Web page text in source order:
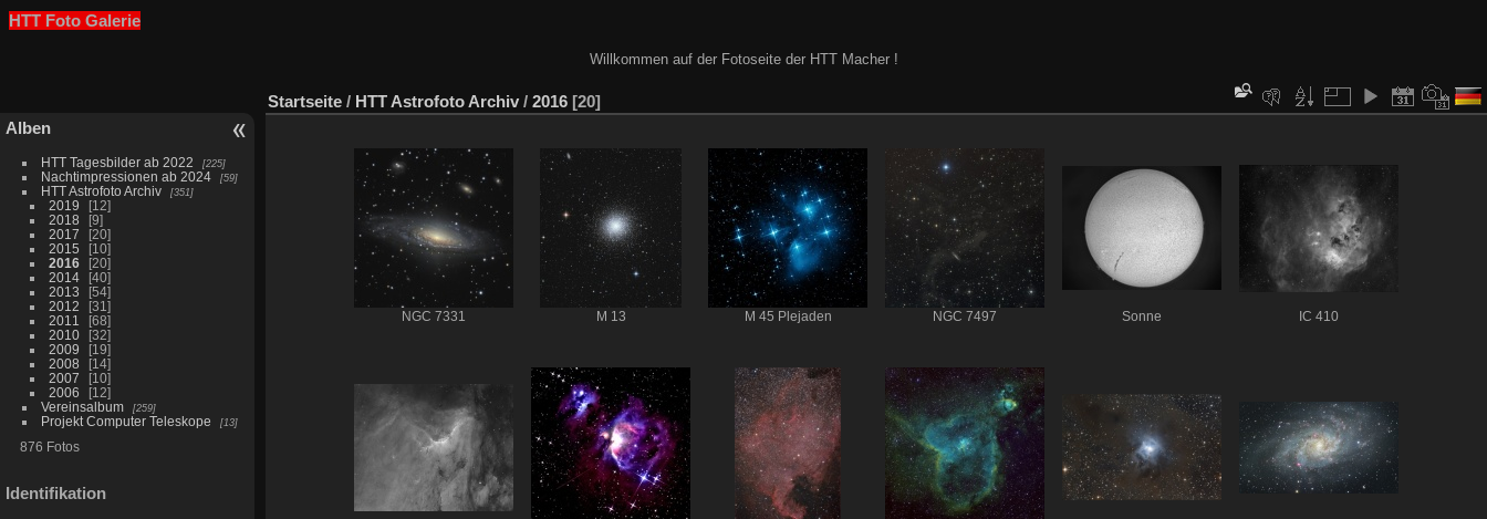
HTT Foto Galerie
Willkommen auf der Fotoseite der HTT Macher !
Alben
HTT Tagesbilder ab 2022 225
Nachtimpressionen ab 2024 59
HTT Astrofoto Archiv 351
2019
12
2018
9
2017
20
2015
10
2016
20
2014
40
2013
54
2012
31
2011
68
2010
32
2009
19
2008
14
2007
10
2006
12
Vereinsalbum
259
Projekt Computer Teleskope 13
876 Fotos
Identifikation
Startseite / HTT Astrofoto Archiv / 2016 20
NGC 7331 M 13 M 45 Plejaden NGC 7497 Sonne IC 410